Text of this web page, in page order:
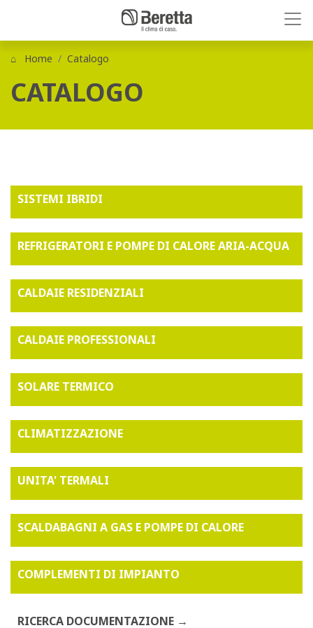
Home Catalogo
CATALOGO
SISTEMI IBRIDI
REFRIGERATORI E POMPE DI CALORE ARIA-ACQUA
CALDAIE RESIDENZIALI
CALDAIE PROFESSIONALI
SOLARE TERMICO
CLIMATIZZAZIONE
UNITA' TERMALI
SCALDABAGNI A GAS E POMPE DI CALORE
COMPLEMENTI DI IMPIANTO
RICERCA DOCUMENTAZIONE